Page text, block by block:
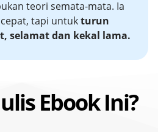
teori semata-mata. Ia
tapi untukturun
selamat dan kekal lama.
Ebook Ini?